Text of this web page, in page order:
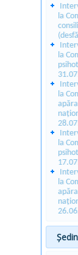
la
la
la
la
la